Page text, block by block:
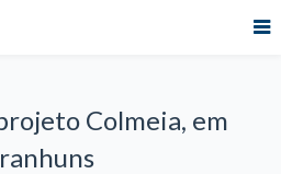
Colmeia, em